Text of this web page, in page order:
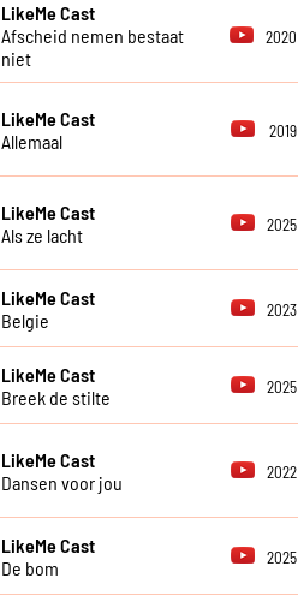
LikeMe Cast
Afscheid nemen bestaat
niet
2020
LikeMe Cast
Allemaal
2019
LikeMe Cast
Als ze lacht
2025
LikeMe Cast
Belgie
2023
LikeMe Cast
Breek de stilte
2025
LikeMe Cast
Dansen voor jou
2022
LikeMe Cast
De bom
2025